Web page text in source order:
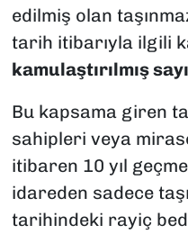
edilmiş olan
tarih itibarıyla ilgili
kamulaştırılmış
Bu kapsama giren
sahipleri veya
itibaren 10 yıl
idareden sadece
tarihindeki rayiç